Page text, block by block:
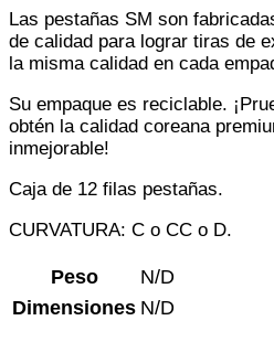
Las pestañas SM son
de calidad para lograr tiras de
la misma calidad en cada
Su empaque es reciclable.
obtén la calidad coreana
inmejorable!
Caja de 12 filas pestañas.
CURVATURA: C o CC o D.
Peso
N/D
Dimensiones N/D